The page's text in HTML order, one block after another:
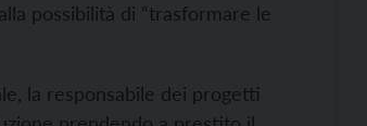
possibilità di “trasformare le
la responsabile dei progetti